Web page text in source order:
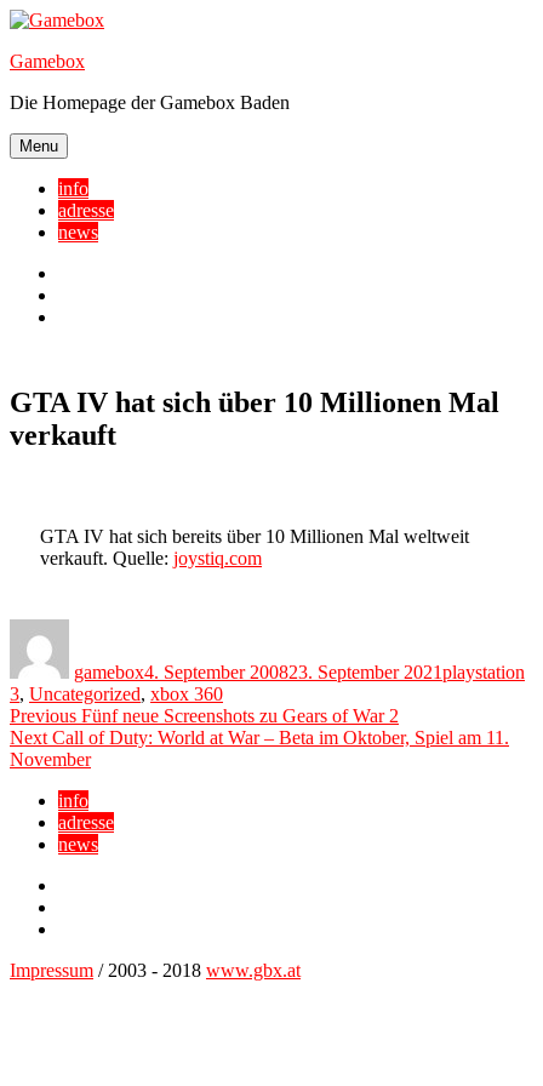
Skip
content
Gamebox
Die Homepage der Gamebox Baden
Menu
info
adresse
news
GTA IV hat sich über 10 Millionen Mal
verkauft
GTA IV hat sich bereits über 10 Millionen Mal weltweit
verkauft. Quelle: joystiq.com
gamebox4. September 200823. September 2021playstation
3, Uncategorized, xbox 360
Beitragsnavigation
Previous Previous
post:
Fünf neue Screenshots zu Gears of War 2
Next Next
post:
Call of Duty: World at War – Beta im Oktober, Spiel am 11.
November
info
adresse
news
Impressum / 2003 - 2018 www.gbx.at